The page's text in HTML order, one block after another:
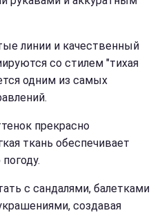
линии и качественный
со стилем "тихая
одним из самых
прекрасно
ткань обеспечивает
с сандалями, балетками
создавая